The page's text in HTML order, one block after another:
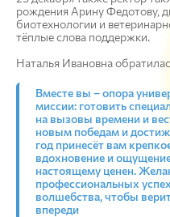
рождения Арину Федотову,
биотехнологии и
тёплые слова поддержки.
Наталья Ивановна
Вместе вы – опора
миссии: готовить
на вызовы времени и
новым победам и
год принесёт вам
вдохновение и
настоящему ценен.
профессиональных
волшебства, чтобы
впереди